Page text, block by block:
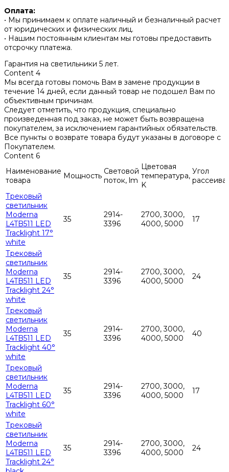
Оплата:
• Мы принимаем к оплате наличный и безналичный расчет
от юридических и физических лиц.
• Нашим постоянным клиентам мы готовы предоставить
отсрочку платежа.
Гарантия на светильники 5 лет.
Content 4
Мы всегда готовы помочь Вам в замене продукции в
течение 14 дней, если данный товар не подошел Вам по
объективным причинам.
Следует отметить, что продукция, специально
произведенная под заказ, не может быть возвращена
покупателем, за исключением гарантийных обязательств.
Все пункты о возврате товара будут указаны в договоре с
Покупателем.
Content 6
Наименование
товара
Мощность Световой
поток, lm
Цветовая
температура,
K
Угол
Трековый
светильник
Moderna
L4TB511 LED
Tracklight 17°
white
35
2914-
3396
2700, 3000,
4000, 5000
17
Трековый
светильник
Moderna
L4TB511 LED
Tracklight 24°
white
35
2914-
3396
2700, 3000,
4000, 5000
24
Трековый
светильник
Moderna
L4TB511 LED
Tracklight 40°
white
35
2914-
3396
2700, 3000,
4000, 5000
40
Трековый
светильник
Moderna
L4TB511 LED
Tracklight 60°
white
35
2914-
3396
2700, 3000,
4000, 5000
17
Трековый
светильник
Moderna
L4TB511 LED
Tracklight 24°
35
2914-
3396
2700, 3000,
4000, 5000
24